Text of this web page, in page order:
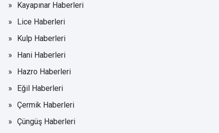
Kayapınar Haberleri
Lice Haberleri
Kulp Haberleri
Hani Haberleri
Hazro Haberleri
Eğil Haberleri
Çermik Haberleri
Çüngüş Haberleri